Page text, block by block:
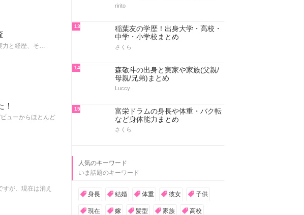
力と経歴、そ…
ューからほとんど
が、現在は消え
ririto
13
稲葉友の学歴！出身大学・高校・
中学・小学校まとめ
さくら
14
森敬斗の出身と実家や家族(父親/
母親/兄弟)まとめ
Luccy
15
富栄ドラムの身長や体重・バク転
など身体能力まとめ
さくら
人気のキーワード
いま話題のキーワード
身長 結婚 体重 彼女 子供
現在 嫁 髪型 家族 高校